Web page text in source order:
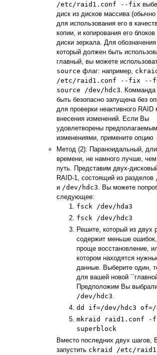
/etc/raid1.conf --fix
диск из дисков массива
для использования его в
копии, и копирования его
диски зеркала. Для
который должен быть
главный, вы можете
source флаг: например,
/etc/raid1.conf --fix --
source /dev/hdc3. Комманда
быть безопасно запущена без
для проверки неактивного RAID
внесения изменений. Если Вы
удовлетворены
изменениями, примените опцию
Метод (2): Параноидальный,
времени, не намного лучше,
путь. Представим двух-
RAID-1, состоящий из разделов
и /dev/hdc3. Вы можете
следующее:
fsck /dev/hda3
fsck /dev/hdc3
Решите, который из двух
содержит меньше
проще восстановление,
котором находятся
данные. Выберите один,
для вашей новой
Предположим Вы
/dev/hdc3.
dd if=/dev/hdc3 of=/
mkraid raid1.conf
superblock
Вместо последних двух шагов,
запустить ckraid /etc/